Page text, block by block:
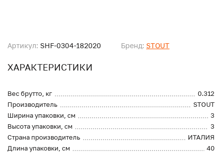
Артикул: SHF-0304-182020 Бренд: STOUT
ХАРАКТЕРИСТИКИ
Вес брутто, кг
0.312
Производитель
STOUT
Ширина упаковки, см
3
Высота упаковки, см
3
Страна производитель
ИТАЛИЯ
Длина упаковки, см
40